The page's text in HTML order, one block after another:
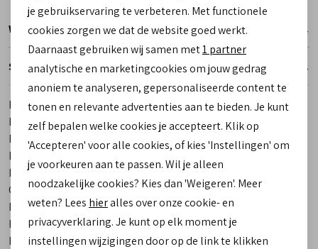
Winkelvoorraad
Specificaties
Merk
Waldlaufer
Leveranciercode
951503 155 060 H-Wanda
Bestelcode
00029288-90
Breedtemaat
Los voetbed
Ja
Categorie
Instappers | ballerina's
Kleur
Zilver
Materiaal buitenkant
Leer
Materiaal binnenkant
Leer/ Textiel
Analytische cookies
Marketing cookies
je gebruikservaring te verbeteren. Met functionele
cookies zorgen we dat de website goed werkt.
Daarnaast gebruiken wij samen met1 partner
analytische en marketingcookies om jouw gedrag
anoniem te analyseren, gepersonaliseerde content te
tonen en relevante advertenties aan te bieden. Je kunt
zelf bepalen welke cookies je accepteert. Klik op
'Accepteren' voor alle cookies, of kies 'Instellingen' om
je voorkeuren aan te passen. Wil je alleen
noodzakelijke cookies? Kies dan 'Weigeren'. Meer
weten? Lees hieralles over onze cookie- en
privacyverklaring. Je kunt op elk moment je
instellingen wijzigingen door op de link te klikken